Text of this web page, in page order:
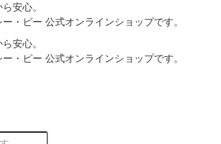
安心。
・ピー 公式オンラインショップです。
安心。
・ピー 公式オンラインショップです。